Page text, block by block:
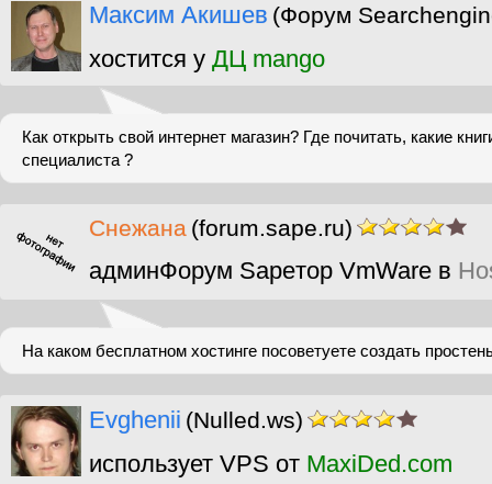
Максим Акишев (Форум
хостится у ДЦ mango
Как открыть свой интернет магазин? Где почитать, какие
специалиста ?
Снежана (forum.sape.ru)
админФорум Sapeтор VmWare в
На каком бесплатном хостинге посоветуете создать
Evghenii (Nulled.ws)
использует VPS от MaxiDed.com